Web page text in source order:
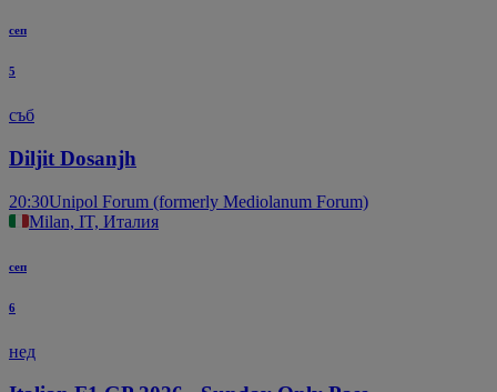
сеп
5
съб
Diljit Dosanjh
20:30Unipol Forum (formerly Mediolanum Forum)
Milan, IT, Италия
сеп
6
нед